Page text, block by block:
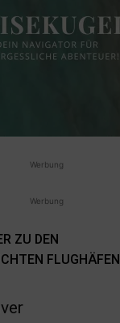
Werbung
Werbung
ZU DEN
FLUGHÄFEN